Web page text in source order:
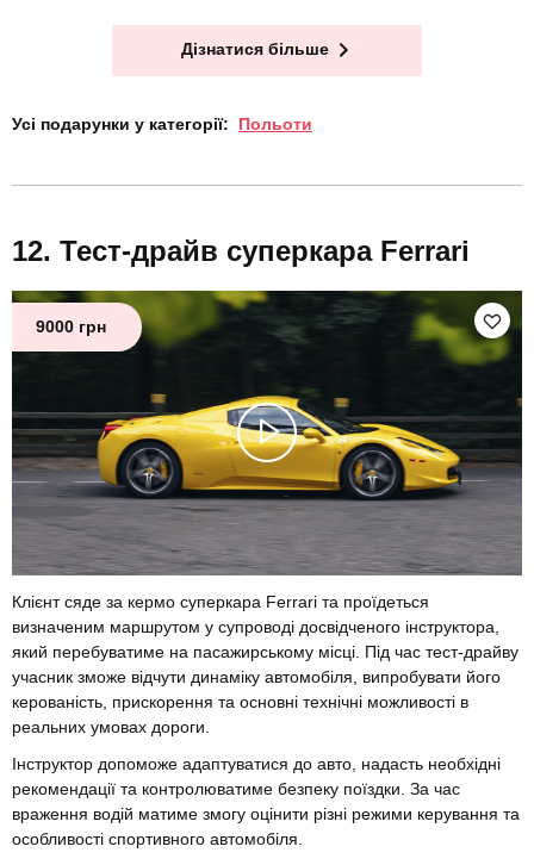
Дізнатися більше
Усі подарунки у категорії: Польоти
Тест-драйв суперкара Ferrari
9000 грн
Клієнт сяде за кермо суперкара Ferrari та проїдеться
визначеним маршрутом у супроводі досвідченого інструктора,
який перебуватиме на пасажирському місці. Під час тест-драйву
учасник зможе відчути динаміку автомобіля, випробувати його
керованість, прискорення та основні технічні можливості в
реальних умовах дороги.
Інструктор допоможе адаптуватися до авто, надасть необхідні
рекомендації та контролюватиме безпеку поїздки. За час
враження водій матиме змогу оцінити різні режими керування та
особливості спортивного автомобіля.